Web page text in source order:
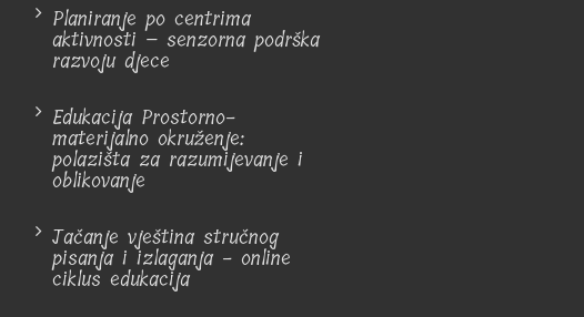
Planiranje po centrima
aktivnosti – senzorna podrška
razvoju djece
Edukacija Prostorno-
materijalno okruženje:
polazišta za razumijevanje i
oblikovanje
Jačanje vještina stručnog
pisanja i izlaganja - online
ciklus edukacija